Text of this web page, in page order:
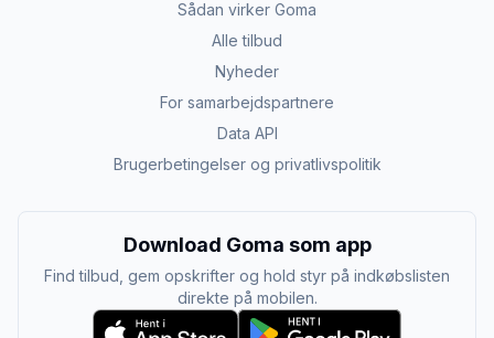
Sådan virker Goma
Alle tilbud
Nyheder
For samarbejdspartnere
Data API
Brugerbetingelser og privatlivspolitik
Download Goma som app
Find tilbud, gem opskrifter og hold styr på indkøbslisten
direkte på mobilen.